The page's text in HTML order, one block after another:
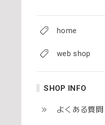
home
web shop
SHOP INFO
よくある質問